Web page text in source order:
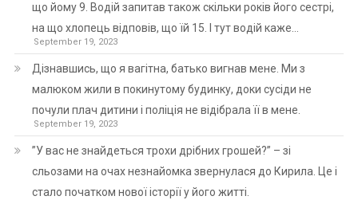
що йому 9. Водій запитав також скільки років його сестрі,
на що хлопець відповів, що їй 15. І тут водій каже…
September 19, 2023
Дізнавшись, що я вагітна, батько вигнав мене. Ми з
малюком жили в покинутому будинку, доки сусіди не
почули плач дитини і поліція не відібрала її в мене.
September 19, 2023
”У вас не знайдеться трохи дрібних грошей?” – зі
сльозами на очах незнайомка звернулася до Кирила. Це і
стало початком нової історії у його житті.